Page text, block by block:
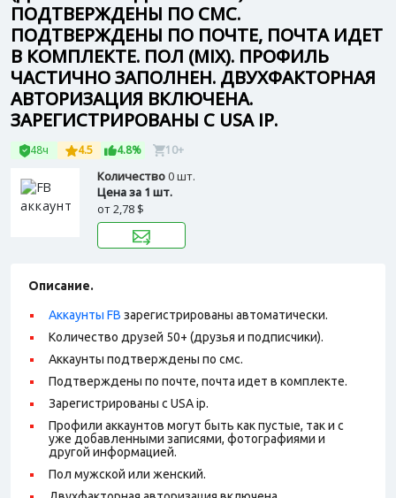
ПОДТВЕРЖДЕНЫ ПО СМС.
ПОДТВЕРЖДЕНЫ ПО ПОЧТЕ, ПОЧТА ИДЕТ
В КОМПЛЕКТЕ. ПОЛ (MIX). ПРОФИЛЬ
ЧАСТИЧНО ЗАПОЛНЕН. ДВУХФАКТОРНАЯ
АВТОРИЗАЦИЯ ВКЛЮЧЕНА.
ЗАРЕГИСТРИРОВАНЫ С USA IP.
48ч 4.5 4.8% 10+
Количество0 шт.
Цена за 1 шт.
от2,78 $
Описание.
Аккаунты FB зарегистрированы автоматически.
Количество друзей 50+ (друзья и подписчики).
Аккаунты подтверждены по смс.
Подтверждены по почте, почта идет в комплекте.
Зарегистрированы с USA ip.
Профили аккаунтов могут быть как пустые, так и с
уже добавленными записями, фотографиями и
другой информацией.
Пол мужской или женский.